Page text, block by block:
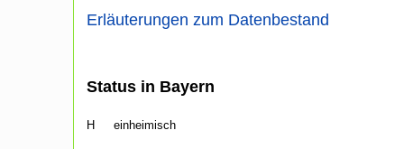
Erläuterungen zum Datenbestand
Status in Bayern
H einheimisch